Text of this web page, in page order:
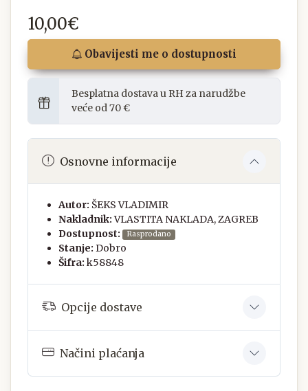
10,00€
Obavijesti me o dostupnosti
Besplatna dostava u RH za narudžbe
veće od 70 €
Osnovne informacije
Autor: ŠEKS VLADIMIR
Nakladnik: VLASTITA NAKLADA, ZAGREB
Dostupnost:
Rasprodano
Stanje: Dobro
Šifra: k58848
Opcije dostave
Načini plaćanja